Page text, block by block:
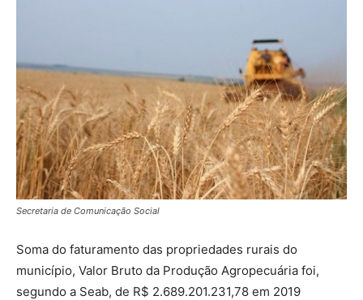
Secretaria de Comunicação Social
Soma do faturamento das propriedades rurais do
município, Valor Bruto da Produção Agropecuária foi,
segundo a Seab, de R$ 2.689.201.231,78 em 2019